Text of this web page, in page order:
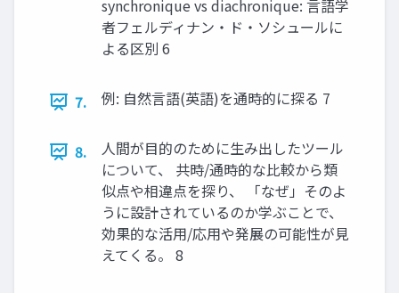
synchronique vs diachronique: 言語学
者フェルディナン・ド・ソシュールに
よる区別 6
7. 例: 自然言語(英語)を通時的に探る 7
8.
人間が目的のために生み出したツール
について、 共時/通時的な比較から類
似点や相違点を探り、 「なぜ」そのよ
うに設計されているのか学ぶことで、
効果的な活用/応用や発展の可能性が見
えてくる。 8